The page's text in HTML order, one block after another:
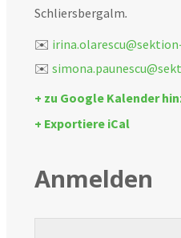
Schliersbergalm.
✉️
✉️
+ zu Google Kalender
+ Exportiere iCal
Anmelden